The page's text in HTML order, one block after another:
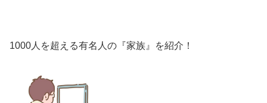
1000人を超える有名人の『家族』を紹介！